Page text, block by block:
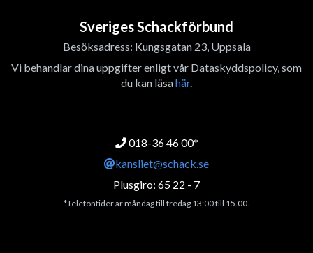
Sveriges Schackförbund
Besöksadress: Kungsgatan 23, Uppsala
Vi behandlar dina uppgifter enligt vår Dataskyddspolicy, som
du kan läsahär.
018-36 46 00*
kansliet@schack.se
Plusgiro: 65 22 - 7
*Telefontider är måndag till fredag 13:00 till 15.00.